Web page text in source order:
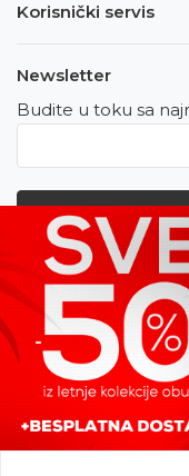
Korisnički servis
Newsletter
Budite u toku sa
Zapratite nas